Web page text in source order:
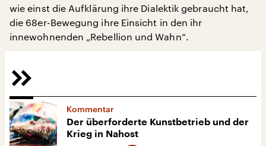
wie einst die Aufklärung ihre Dialektik gebraucht hat,
die 68er-Bewegung ihre Einsicht in den ihr
innewohnenden „Rebellion und Wahn“.
Kommentar
Der überforderte Kunstbetrieb und der
Krieg in Nahost